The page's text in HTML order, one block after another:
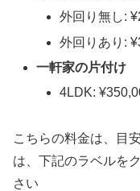
外回り無し:
外回りあり:
一軒家の片付け
4LDK:
こちらの料金は、目
は、下記のラベルを
さい